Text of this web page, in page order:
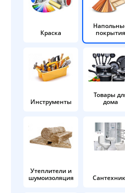
Краска
покрытия
Инструменты
Товары
дома
Утеплители и
шумоизоляция